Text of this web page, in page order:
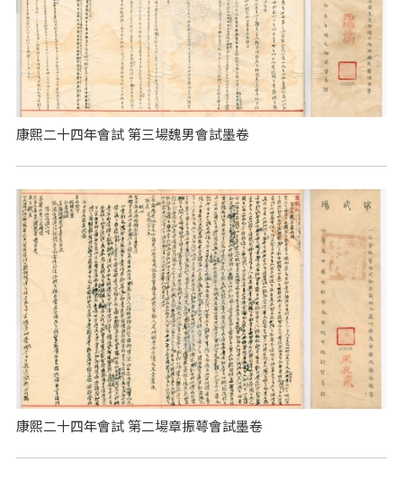
康熙二十四年會試 第三場魏男會試墨卷
康熙二十四年會試 第二場章振萼會試墨卷